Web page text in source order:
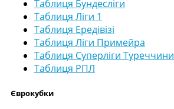
Таблиця Бундесліги
Таблиця Ліги 1
Таблиця Ередівізі
Таблиця Ліги Примейра
Таблиця Суперліги Туреччини
Таблиця РПЛ
Єврокубки